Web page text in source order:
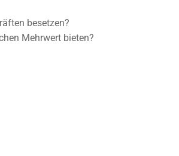
besetzen?
Mehrwert bieten?